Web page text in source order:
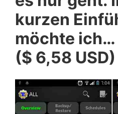
kurzen
möchte ich…
($ 6,58 USD)